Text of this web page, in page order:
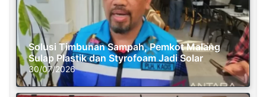
Solusi Timbunan Sampah, Pemkot Malang
Sulap Plastik dan Styrofoam Jadi Solar
30/07/2026